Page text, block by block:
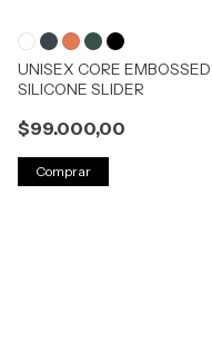
UNISEX CORE EMBOSSED
SILICONE SLIDER
$99.000,00
Comprar